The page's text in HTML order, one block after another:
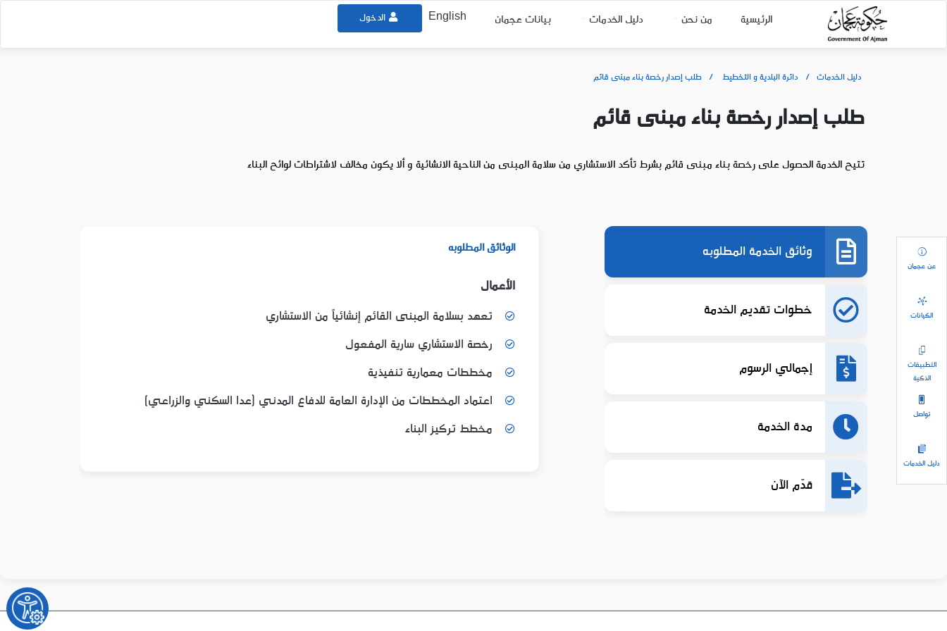
الرئيسية من نحن دليل الخدمات بيانات عجمان English الدخول
عن عجمان
الكيانات
التطبيقات
الذكية
تواصل
دليل الخدمات
دليل الخدمات دائرة البلدية و التخطيط طلب إصدار رخصة بناء مبنى قائم
طلب إصدار رخصة بناء مبنى قائم
تتيح الخدمة الحصول على رخصة بناء مبنى قائم بشرط تأكد الاستشاري من سلامة المبنى من الناحية الانشائية و ألا يكون مخالف لاشتراطات لوائح البناء
وثائق الخدمة المطلوبه
خطوات تقديم الخدمة
إجمالي الرسوم
مدة الخدمة
قدّم الآن
الوثائق المطلوبه
الأعمال
تعهد بسلامة المبنى القائم إنشائياً من الاستشاري
رخصة الاستشاري سارية المفعول
مخططات معمارية تنفيذية
اعتماد المخططات من الإدارة العامة للدفاع المدني (عدا السكني والزراعي)
مخطط تركيز البناء